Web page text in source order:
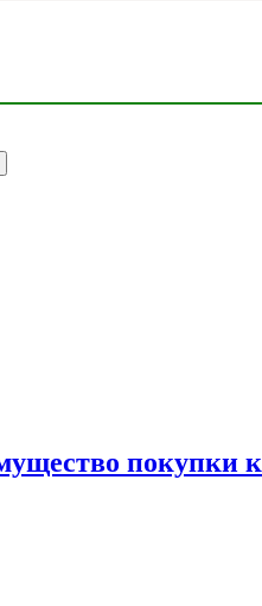
покупки